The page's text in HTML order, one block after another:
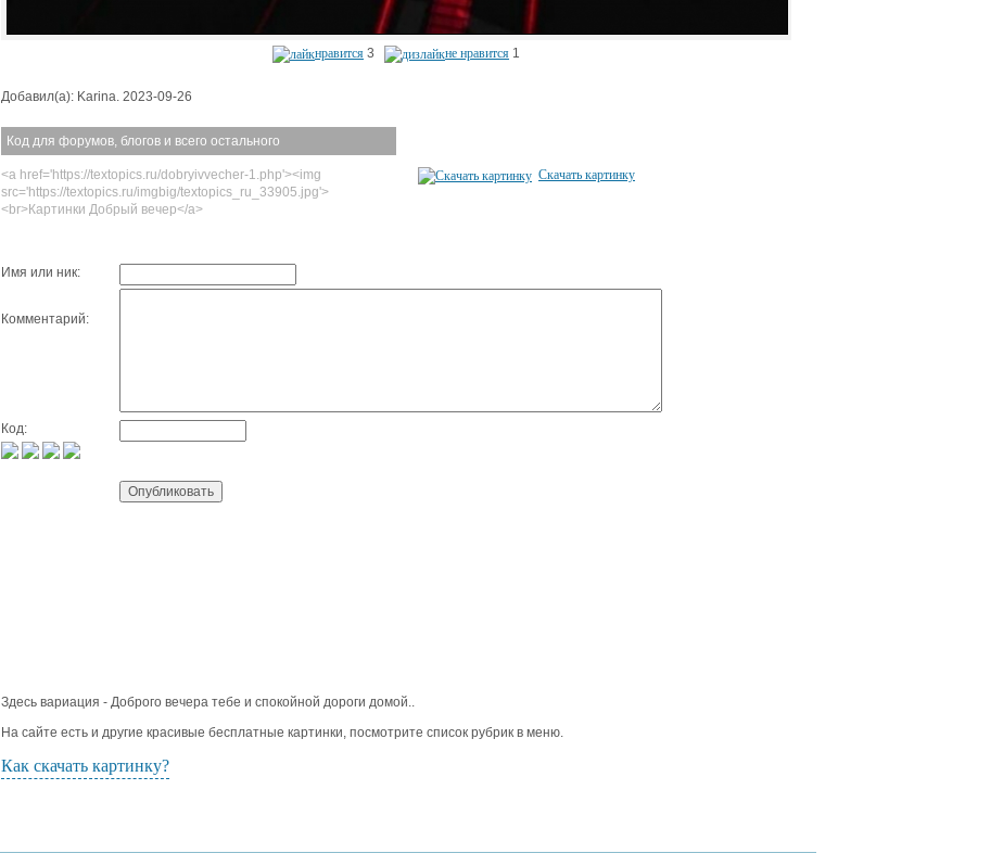
нравится 3 не нравится 1
Добавил(а): Karina. 2023-09-26
Код для форумов, блогов и всего остального
<a href='https://textopics.ru/dobryivvecher-1.php'><img
src='https://textopics.ru/imgbig/textopics_ru_33905.jpg'>
<br>Картинки Добрый вечер</a>
Скачать картинку
Имя или ник:
Комментарий:
Код:
Здесь вариация - Доброго вечера тебе и спокойной дороги домой..
На сайте есть и другие красивые бесплатные картинки, посмотрите список рубрик в меню.
Как скачать картинку?